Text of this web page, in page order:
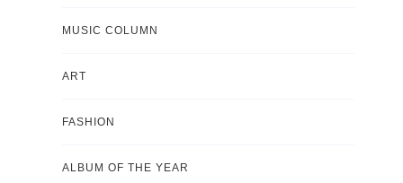
MUSIC COLUMN
ART
FASHION
ALBUM OF THE YEAR